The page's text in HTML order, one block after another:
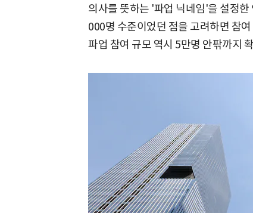
의사를 뜻하는 '파업 닉네임'을 설정
000명 수준이었던 점을 고려하면 참
파업 참여 규모 역시 5만명 안팎까지